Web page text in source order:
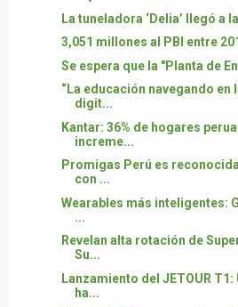
La tuneladora ‘Delia’ llegó a
3,051 millones al PBI entre
Se espera que la "Planta de
“La educación navegando
digit...
Kantar: 36% de hogares
increme...
Promigas Perú es
con ...
Wearables más inteligentes:
...
Revelan alta rotación de
Su...
Lanzamiento del JETOUR
ha...